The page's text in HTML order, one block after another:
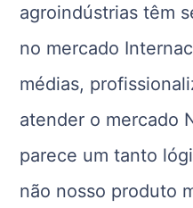
agroindústrias têm
no mercado
médias,
atender o mercado
parece um tanto
não nosso produto